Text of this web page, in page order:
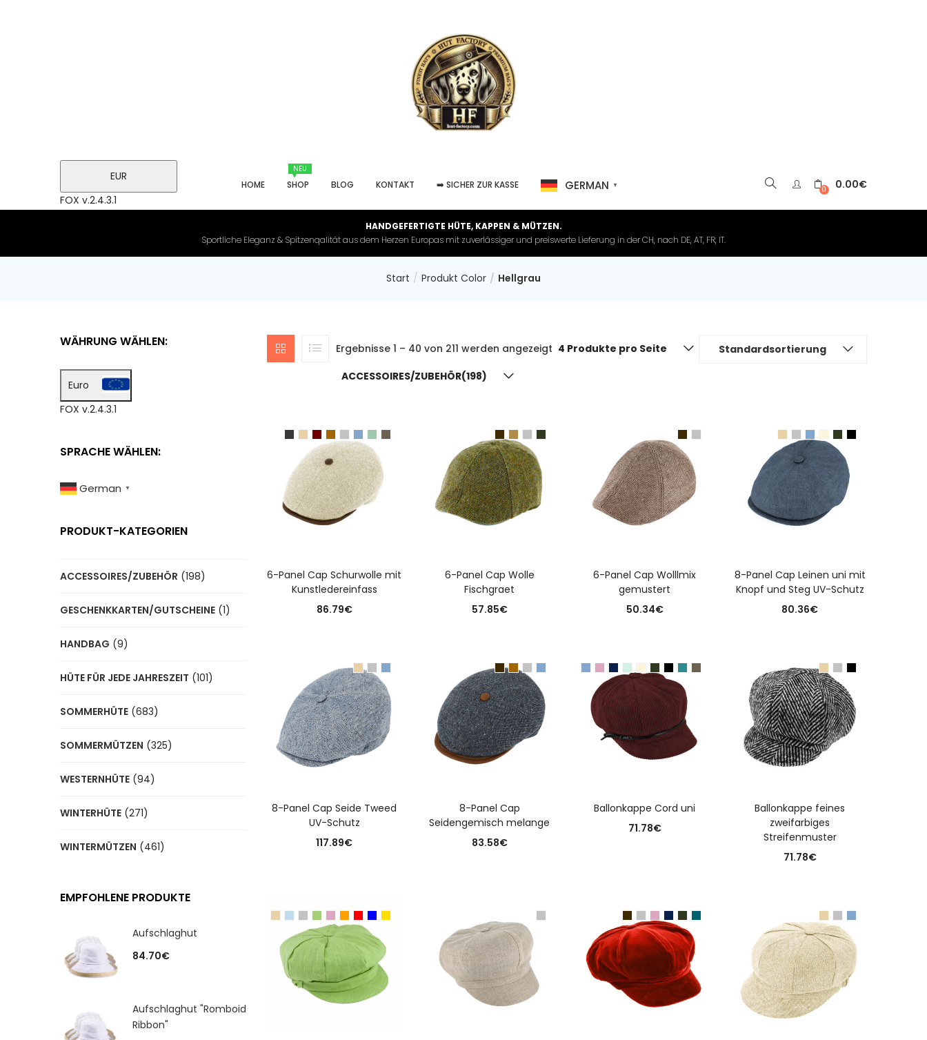
EUR
FOX v.2.4.3.1
HOME
NEU
SHOP BLOG KONTAKT ➡️ SICHER ZUR KASSE GERMAN ▼ 0 0.00€
HANDGEFERTIGTE HÜTE, KAPPEN & MÜTZEN.
Sportliche Eleganz & Spitzenqalität aus dem Herzen Europas mit zuverlässiger und preiswerte Lieferung in der CH, nach DE, AT, FR, IT.
Start Produkt Color Hellgrau
Ergebnisse 1 – 40 von 211 werden angezeigt Standardsortierung
4 Produkte pro Seite
ACCESSOIRES/ZUBEHÖR(198)
6-Panel Cap Schurwolle mit
Kunstledereinfass
86.79€
6-Panel Cap Wolle
Fischgraet
57.85€
6-Panel Cap Wolllmix
gemustert
50.34€
8-Panel Cap Leinen uni mit
Knopf und Steg UV-Schutz
80.36€
8-Panel Cap Seide Tweed
UV-Schutz
117.89€
8-Panel Cap
Seidengemisch melange
83.58€
Ballonkappe Cord uni
71.78€
Ballonkappe feines
zweifarbiges
Streifenmuster
71.78€
WÄHRUNG WÄHLEN:
Euro
FOX v.2.4.3.1
SPRACHE WÄHLEN:
German ▼
PRODUKT-KATEGORIEN
ACCESSOIRES/ZUBEHÖR (198)
GESCHENKKARTEN/GUTSCHEINE (1)
HANDBAG (9)
HÜTE FÜR JEDE JAHRESZEIT (101)
SOMMERHÜTE (683)
SOMMERMÜTZEN (325)
WESTERNHÜTE (94)
WINTERHÜTE (271)
WINTERMÜTZEN (461)
EMPFOHLENE PRODUKTE
Aufschlaghut
84.70€
Aufschlaghut "Romboid
Ribbon"